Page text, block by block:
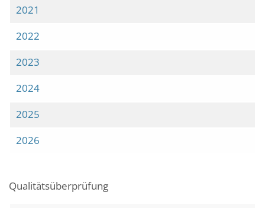
2021
2022
2023
2024
2025
2026
Qualitätsüberprüfung